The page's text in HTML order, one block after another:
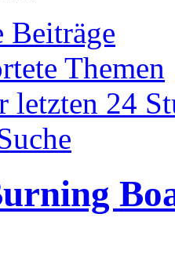
Beiträge
Themen
letzten 24